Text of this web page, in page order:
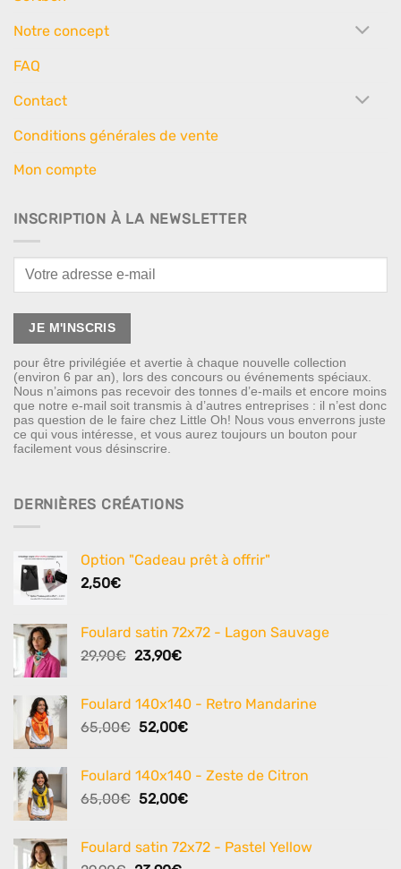
Notre concept
FAQ
Contact
Conditions générales de vente
Mon compte
INSCRIPTION À LA NEWSLETTER
pour être privilégiée et avertie à chaque nouvelle collection
(environ 6 par an), lors des concours ou événements spéciaux.
Nous n’aimons pas recevoir des tonnes d’e-mails et encore moins
que notre e-mail soit transmis à d’autres entreprises : il n’est donc
pas question de le faire chez Little Oh! Nous vous enverrons juste
ce qui vous intéresse, et vous aurez toujours un bouton pour
facilement vous désinscrire.
DERNIÈRES CRÉATIONS
Option "Cadeau prêt à offrir"
2,50€
Foulard satin 72x72 - Lagon Sauvage
29,90€ Le
était :
29,90€.
23,90€Le
est :
23,90€.
Foulard 140x140 - Retro Mandarine
65,00€ Le
était :
65,00€.
52,00€Le
est :
52,00€.
Foulard 140x140 - Zeste de Citron
65,00€ Le
était :
52,00€Le
est :
Foulard satin 72x72 - Pastel Yellow